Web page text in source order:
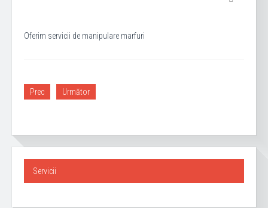
Oferim servicii de manipulare marfuri
Prec Următor
Servicii